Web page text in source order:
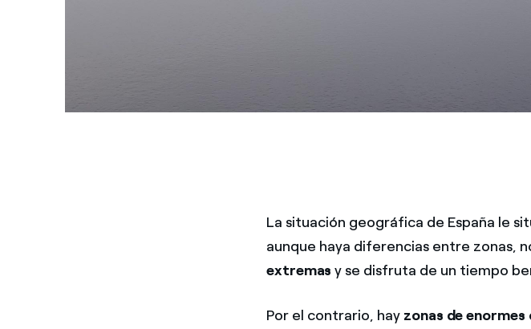
La situación geográfica de España le
aunque haya diferencias entre zonas,
extremas y se disfruta de un tiempo
Por el contrario, hay zonas de